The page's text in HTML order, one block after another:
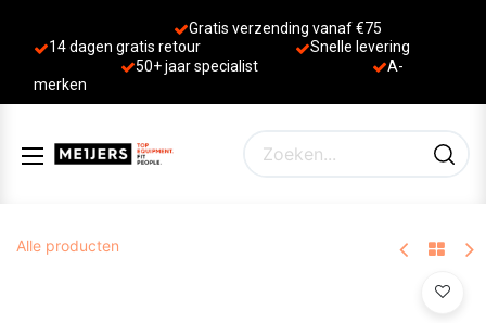
Gratis verzending vanaf €75
14 dagen gratis retour
Sne lle levering
50+ jaar specialist
A-
merken
Alle producten